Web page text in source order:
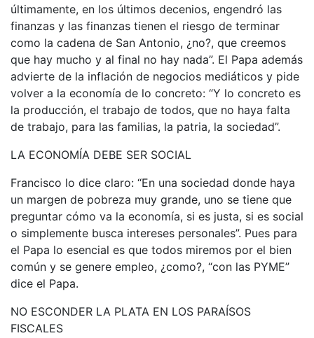
últimamente, en los últimos decenios, engendró las
finanzas y las finanzas tienen el riesgo de terminar
como la cadena de San Antonio, ¿no?, que creemos
que hay mucho y al final no hay nada”. El Papa además
advierte de la inflación de negocios mediáticos y pide
volver a la economía de lo concreto: “Y lo concreto es
la producción, el trabajo de todos, que no haya falta
de trabajo, para las familias, la patria, la sociedad”.
LA ECONOMÍA DEBE SER SOCIAL
Francisco lo dice claro: “En una sociedad donde haya
un margen de pobreza muy grande, uno se tiene que
preguntar cómo va la economía, si es justa, si es social
o simplemente busca intereses personales”. Pues para
el Papa lo esencial es que todos miremos por el bien
común y se genere empleo, ¿como?, “con las PYME”
dice el Papa.
NO ESCONDER LA PLATA EN LOS PARAÍSOS
FISCALES